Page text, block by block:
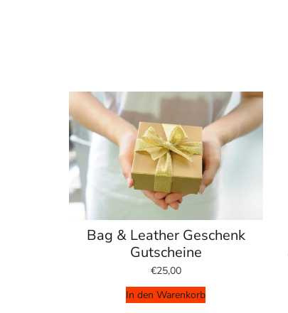
Bag & Leather Geschenk
Gutscheine
€25,00
In den Warenkorb